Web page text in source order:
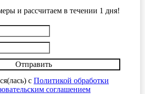
и рассчитаем в течении 1 дня!
Отправить
с Политикой обработки
соглашением